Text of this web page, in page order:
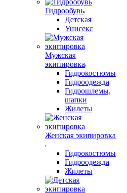
Гидрообувь
Детская
Унисекс
Мужская
экипировка
Гидрокостюмы
Гидроодежда
Гидрошлемы,
шапки
Жилеты
Женская экипировка
Гидрокостюмы
Гидроодежда
Жилеты